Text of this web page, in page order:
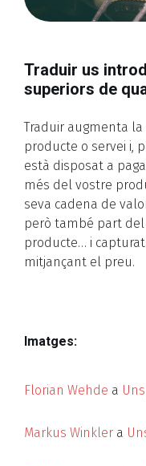
Traduir us
superiors de
Traduir augmenta
producte o servei i,
està disposat a
més del vostre
seva cadena de
però també part
producte… i
mitjançant el preu.
Imatges:
Florian Wehde a
Markus Winkler a